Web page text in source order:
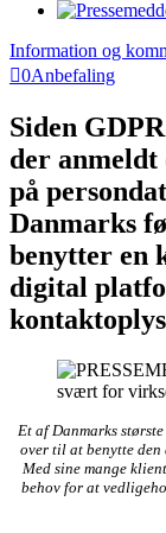
Information og
0Anbefaling
Siden
der anmeldt
på
Danmarks
benytter en
digital
Et af Danmarks
over til at benytte
Med sine mange
behov for at